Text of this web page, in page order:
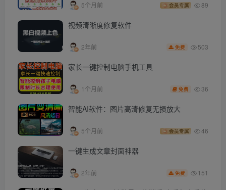
5个月前 会员专属 89
视频清晰度修复软件
2年前 免费 503
家长一键控制电脑手机工具
1个月前 免费 36
智能AI软件：图片高清修复无损放大
5个月前 会员专属 46
一键生成文章封面神器
2年前 免费 151